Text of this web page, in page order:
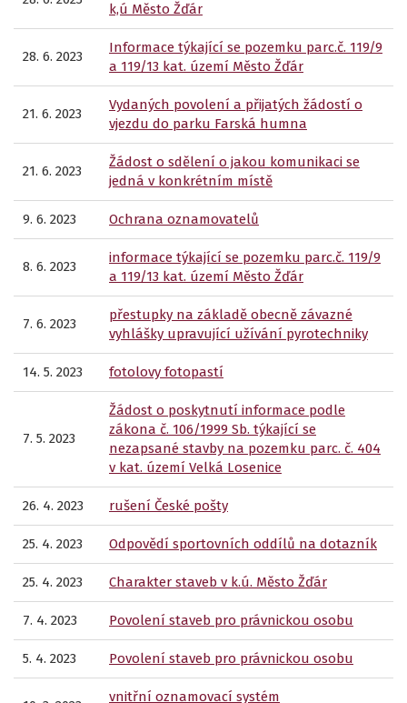
k,ú Město Žďár
28. 6. 2023
Informace týkající se pozemku parc.č. 119/9
a 119/13 kat. území Město Žďár
21. 6. 2023
Vydaných povolení a přijatých žádostí o
vjezdu do parku Farská humna
21. 6. 2023
Žádost o sdělení o jakou komunikaci se
jedná v konkrétním místě
9. 6. 2023 Ochrana oznamovatelů
8. 6. 2023
informace týkající se pozemku parc.č. 119/9
a 119/13 kat. území Město Žďár
7. 6. 2023
přestupky na základě obecně závazné
vyhlášky upravující užívání pyrotechniky
14. 5. 2023 fotolovy fotopastí
7. 5. 2023
Žádost o poskytnutí informace podle
zákona č. 106/1999 Sb. týkající se
nezapsané stavby na pozemku parc. č. 404
v kat. území Velká Losenice
26. 4. 2023 rušení České pošty
25. 4. 2023 Odpovědí sportovních oddílů na dotazník
25. 4. 2023 Charakter staveb v k.ú. Město Žďár
7. 4. 2023 Povolení staveb pro právnickou osobu
5. 4. 2023 Povolení staveb pro právnickou osobu
vnitřní oznamovací systém